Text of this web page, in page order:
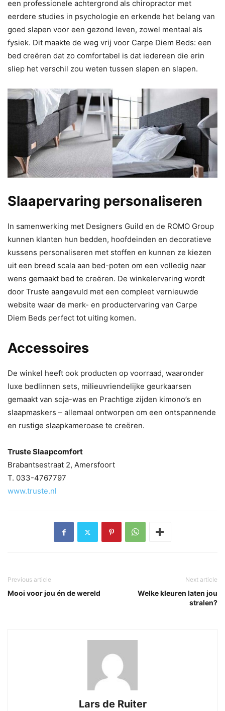
een professionele achtergrond als chiropractor met
eerdere studies in psychologie en erkende het belang van
goed slapen voor een gezond leven, zowel mentaal als
fysiek. Dit maakte de weg vrij voor Carpe Diem Beds: een
bed creëren dat zo comfortabel is dat iedereen die erin
sliep het verschil zou weten tussen slapen en slapen.
Slaapervaring personaliseren
In samenwerking met Designers Guild en de ROMO Group
kunnen klanten hun bedden, hoofdeinden en decoratieve
kussens personaliseren met stoffen en kunnen ze kiezen
uit een breed scala aan bed-poten om een volledig naar
wens gemaakt bed te creëren. De winkelervaring wordt
door Truste aangevuld met een compleet vernieuwde
website waar de merk- en productervaring van Carpe
Diem Beds perfect tot uiting komen.
Accessoires
De winkel heeft ook producten op voorraad, waaronder
luxe bedlinnen sets, milieuvriendelijke geurkaarsen
gemaakt van soja-was en Prachtige zijden kimono’s en
slaapmaskers – allemaal ontworpen om een ontspannende
en rustige slaapkameroase te creëren.
Truste Slaapcomfort
Brabantsestraat 2, Amersfoort
T. 033-4767797
www.truste.nl
Previous article
Mooi voor jou én de wereld
Next article
Welke kleuren laten jou
stralen?
Lars de Ruiter